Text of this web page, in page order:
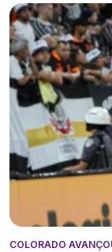
COLORADO